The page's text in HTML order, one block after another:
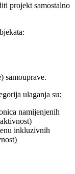
projekt samostalno
samouprave.
ulaganja su:
namijenjenih
inkluzivnih